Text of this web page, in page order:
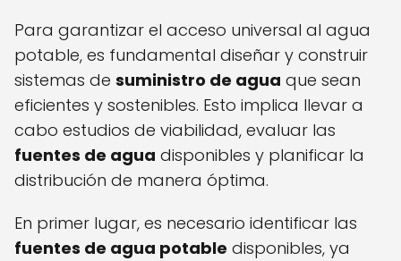
Para garantizar el acceso universal al agua
potable, es fundamental diseñar y construir
sistemas de suministro de agua que sean
eficientes y sostenibles. Esto implica llevar a
cabo estudios de viabilidad, evaluar las
fuentes de agua disponibles y planificar la
distribución de manera óptima.
En primer lugar, es necesario identificar las
fuentes de agua potable disponibles, ya